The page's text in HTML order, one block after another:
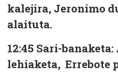
kalejira, Jeronimo
alaituta.
12:45 Sari-
lehiaketa, Errebote